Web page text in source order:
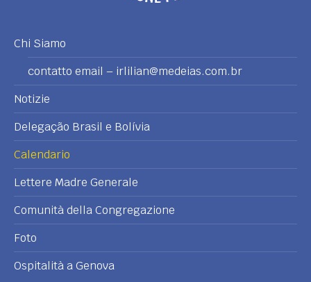
Chi Siamo
contatto email – irlilian@medeias.com.br
Notizie
Delegação Brasil e Bolívia
Calendario
Lettere Madre Generale
Comunità della Congregazione
Foto
Ospitalità a Genova